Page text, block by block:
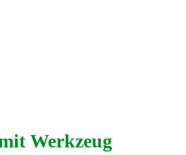
Werkzeug